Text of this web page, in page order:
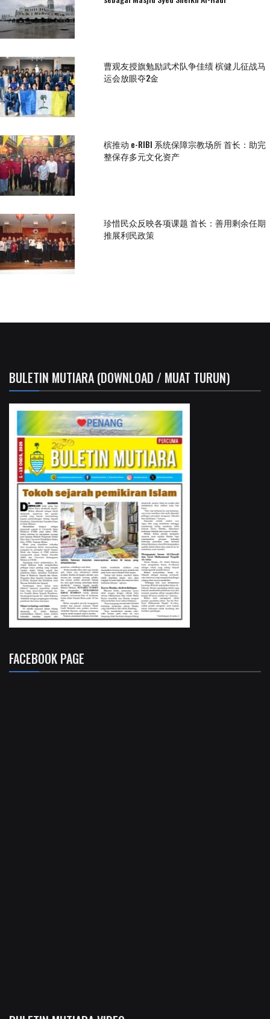
曹观友授旗勉励武术队争佳绩 槟健儿征战马
运会放眼夺2金
槟推动 e-RIBI 系统保障宗教场所 首长：助完
整保存多元文化资产
珍惜民众反映各项课题 首长：善用剩余任期
推展利民政策
BULETIN MUTIARA (DOWNLOAD / MUAT TURUN)
FACEBOOK PAGE